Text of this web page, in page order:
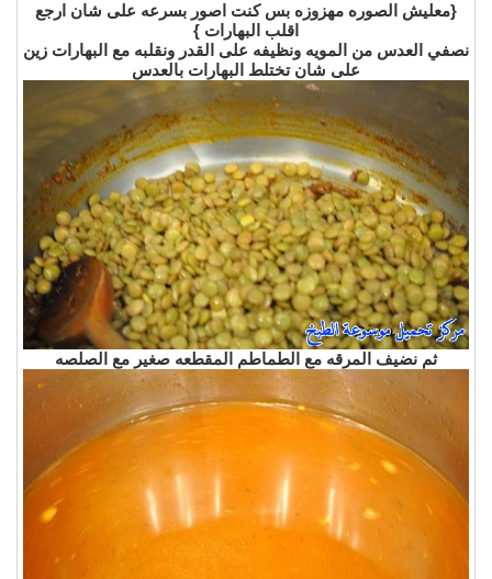
{معليش الصوره مهزوزه بس كنت اصور بسرعه على شان ارجع
اقلب البهارات }
نصفي العدس من المويه ونظيفه على القدر ونقلبه مع البهارات زين
على شان تختلط البهارات بالعدس
ثم نضيف المرقه مع الطماطم المقطعه صغير مع الصلصه